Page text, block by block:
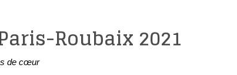
Roubaix 2021
de cœur